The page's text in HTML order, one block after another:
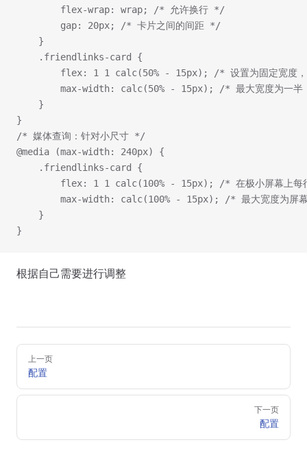
        flex-wrap: wrap; /* 允许换行 */
        gap: 20px; /* 卡片之间的间距 */
    }
    .friendlinks-card {
flex: 1 1 calc(50% - 15px); /* 设置为固定宽度，
max-width: calc(50% - 15px); /* 最大宽度为一半
    }
}
/* 媒体查询：针对小尺寸 */
@media (max-width: 240px) {
    .friendlinks-card {
flex: 1 1 calc(100% - 15px); /* 在极小屏幕上每
max-width: calc(100% - 15px); /* 最大宽度为屏
    }
}
根据自己需要进行调整
Pager上一页
配置
下一页
配置